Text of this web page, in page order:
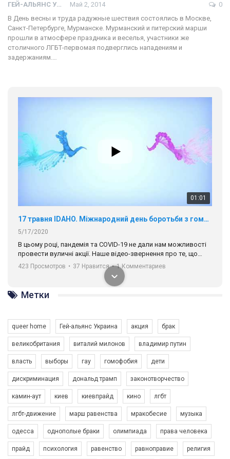
ГЕЙ-АЛЬЯНС УКРАИНА Май 2, 2014
0
В День весны и труда радужные шествия состоялись в Москве,
Санкт-Петербурге, Мурманске. Мурманский и питерский марши
прошли в атмосфере праздника и веселья, участники же
столичного ЛГБТ-первомая подверглись нападениям и
задержаниям.…
01:01
17 травня IDAHO. Міжнародний день боротьби з гомофобією трансфобією і біфобія.
5/17/2020
В цьому році, пандемія та COVІD-19 не дали нам можливості
провести вуличні акції. Наше відео-звернення про те, що
навіть коли ми у різних містах та не можемо зустрінеться, ми
разом. Ми закликаємо всіх хто поділяє цінності рівності та
солідарності, приєднатися до нас. Регіональні підрозділи
ГАУ є в 16 областях України.
Разом наш голос лунає гучніше!
423 Просмотров • 37 Нравится • 1 Комментариев
Зупинимо насильство проти ЛГБТ в Україні! Stop violence against LGBT in Ukraine!
6/30/2017
Емоційний та вражаючий промо-ролік на конкурс PACT, який
представляє програму "Гей-альянс Україна" з протидії
Метки
queer home Гей-альянс Украина акция брак
великобритания виталий милонов владимир путин
власть выборы гау гомофобия дети
дискриминация дональд трамп законотворчество
камин-аут киев киевпрайд кино лгбт
лгбт-движение марш равенства мракобесие музыка
одесса однополые браки олимпиада права человека
прайд психология равенство равноправие религия